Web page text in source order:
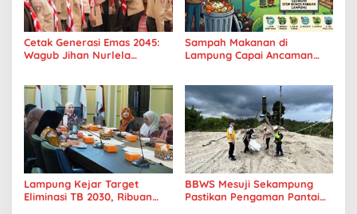
Cetak Generasi Emas 2045:
Wagub Jihan Nurlela
Era Digital
Sampah Makanan di
Lampung Capai Ancaman
Pangan
Lampung Kejar Target
Eliminasi TB 2030, Ribuan
BBWS Mesuji Sekampung
Pastikan Pengaman Pantai